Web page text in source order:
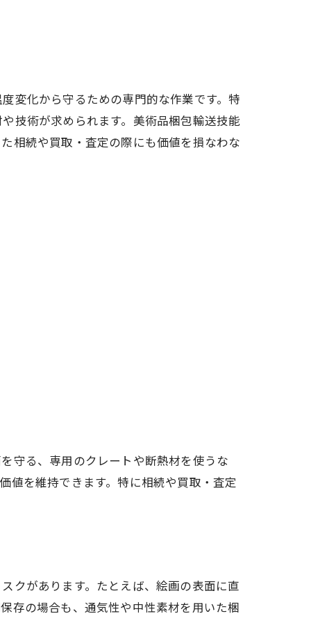
ハウ
変化から守るための専門的な作業です。特
技術が求められます。美術品梱包輸送技能
相続や買取・査定の際にも価値を損なわな
守る、専用のクレートや断熱材を使うな
値を維持できます。特に相続や買取・査定
クがあります。たとえば、絵画の表面に直
存の場合も、通気性や中性素材を用いた梱